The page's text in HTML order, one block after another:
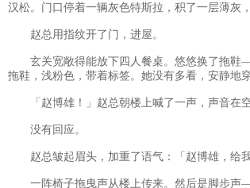
汉松。门口停着一辆灰色特斯拉，积了一层薄灰
赵总用指纹开了门，进屋。
玄关宽敞得能放下四人餐桌。悠悠换了拖鞋
拖鞋，浅粉色，带着标签。她没有多看，安静地穿
「赵博雄！」赵总朝楼上喊了一声，声音在空
没有回应。
赵总皱起眉头，加重了语气：「赵博雄，给我
一阵椅子拖曳声从楼上传来。然后是脚步声